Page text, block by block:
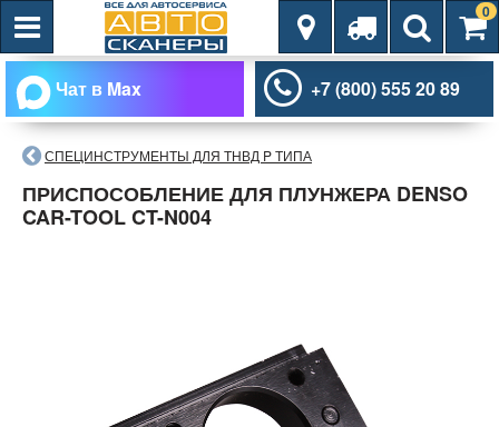
0
Чат в Max +7 (800) 555 20 89
СПЕЦИНСТРУМЕНТЫ ДЛЯ ТНВД P ТИПА
ПРИСПОСОБЛЕНИЕ ДЛЯ ПЛУНЖЕРА DENSO
CAR-TOOL CT-N004